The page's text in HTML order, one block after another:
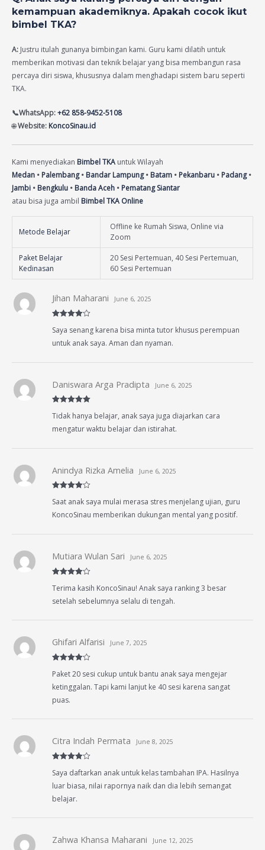
kemampuan akademiknya. Apakah cocok ikut
bimbel TKA?
A: Justru itulah gunanya bimbingan kami. Guru kami dilatih untuk
memberikan motivasi dan teknik belajar yang bisa membangun rasa
percaya diri siswa, khususnya dalam menghadapi sistem baru seperti
TKA.
📞WhatsApp:+62 858-9452-5108
🌐Website: KoncoSinau.id
Kami menyediakan Bimbel TKA untuk Wilayah
Medan • Palembang• Bandar Lampung• Batam • Pekanbaru • Padang•
Jambi • Bengkulu • Banda Aceh • Pematang Siantar
atau bisa juga ambil Bimbel TKA Online
Metode Belajar
Offline ke Rumah Siswa, Online via
Zoom
Paket Belajar
Kedinasan
20 Sesi Pertemuan, 40 Sesi Pertemuan,
60 Sesi Pertemuan
out of 5
Jihan Maharani June 6, 2025
Saya senang karena bisa minta tutor khusus perempuan
untuk anak saya. Aman dan nyaman.
of 5
Daniswara Arga Pradipta June 6, 2025
Tidak hanya belajar, anak saya juga diajarkan cara
mengatur waktu belajar dan istirahat.
out of 5
Anindya Rizka Amelia June 6, 2025
Saat anak saya mulai merasa stres menjelang ujian, guru
KoncoSinau memberikan dukungan mental yang positif.
out of 5
Mutiara Wulan Sari June 6, 2025
Terima kasih KoncoSinau! Anak saya ranking 3 besar
setelah sebelumnya selalu di tengah.
out of 5
Ghifari Alfarisi June 7, 2025
Paket 20 sesi cukup untuk bantu anak saya mengejar
ketinggalan. Tapi kami lanjut ke 40 sesi karena sangat
puas.
out of 5
Citra Indah Permata June 8, 2025
Saya daftarkan anak untuk kelas tambahan IPA. Hasilnya
luar biasa, nilai rapornya naik dan dia lebih semangat
belajar.
Zahwa Khansa Maharani June 12, 2025